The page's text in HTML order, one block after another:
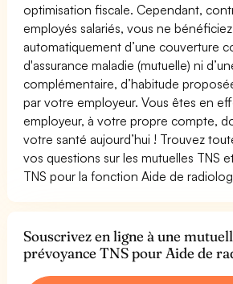
optimisation fiscale. Cependant,
employés salariés, vous ne
automatiquement d’une couverture
d'assurance maladie (mutuelle) ni
complémentaire, d’habitude
par votre employeur. Vous êtes en
employeur, à votre propre compte,
votre santé aujourd’hui ! Trouvez
vos questions sur les mutuelles TNS
TNS pour la fonction Aide de
Souscrivez en ligne à une
prévoyance TNS pour Aide de